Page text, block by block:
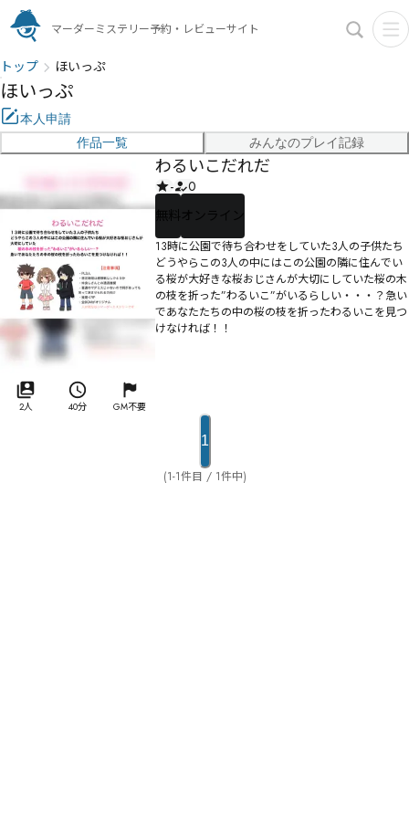
マーダーミステリー予約・レビューサイト
トップ ほいっぷ
ほいっぷ
本人申請
作品一覧
みんなのプレイ記録
2人 40分 GM不要
わるいこだれだ
-
0
無料 オンライン
13時に公園で待ち合わせをしていた3人の子供たち
どうやらこの3人の中にはこの公園の隣に住んでい
る桜が大好きな桜おじさんが大切にしていた桜の木
の枝を折った”わるいこ”がいるらしい・・・？急い
であなたたちの中の桜の枝を折ったわるいこを見つ
けなければ！！
1
(1-1件目 / 1件中)